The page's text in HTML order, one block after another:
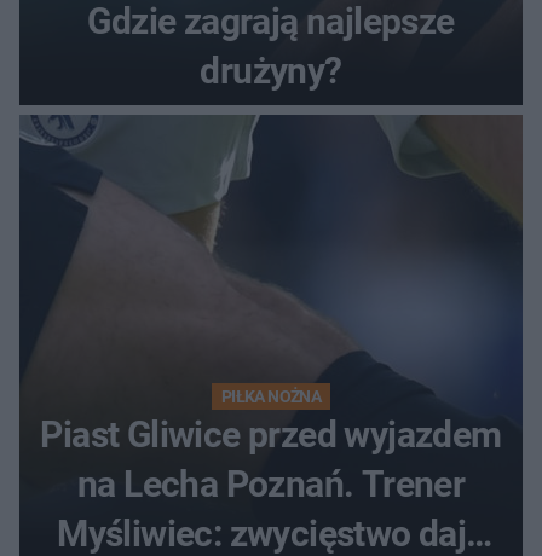
Gdzie zagrają najlepsze
drużyny?
PIŁKA NOŻNA
Piast Gliwice przed wyjazdem
na Lecha Poznań. Trener
Myśliwiec: zwycięstwo daje